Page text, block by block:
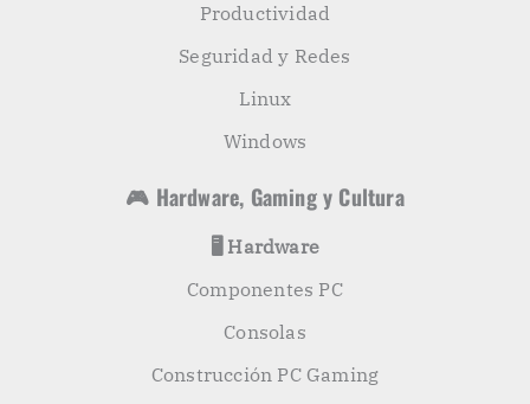
Productividad
Seguridad y Redes
Linux
Windows
🎮 Hardware, Gaming y Cultura
🖥️ Hardware
Componentes PC
Consolas
Construcción PC Gaming